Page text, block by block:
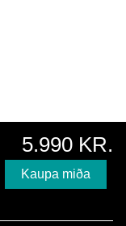
5.990 KR.
Kaupa miða